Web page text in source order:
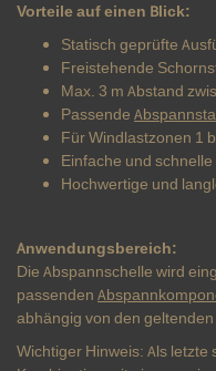
Vorteile auf einen Blick:
Statisch geprüfte
Freistehende
Max. 3 m Abstand
Passende
Für Windlastzonen 1
Einfache und
Hochwertige und
Anwendungsbereich:
Die Abspannschelle wird
passenden
abhängig von den
Wichtiger Hinweis: Als